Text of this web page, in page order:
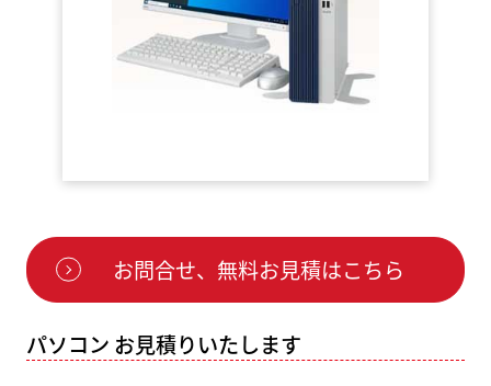
お問合せ、無料お見積はこちら
パソコン お見積りいたします